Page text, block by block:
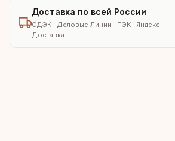
Доставка по всей России
СДЭК · Деловые Линии · ПЭК · Яндекс
Доставка